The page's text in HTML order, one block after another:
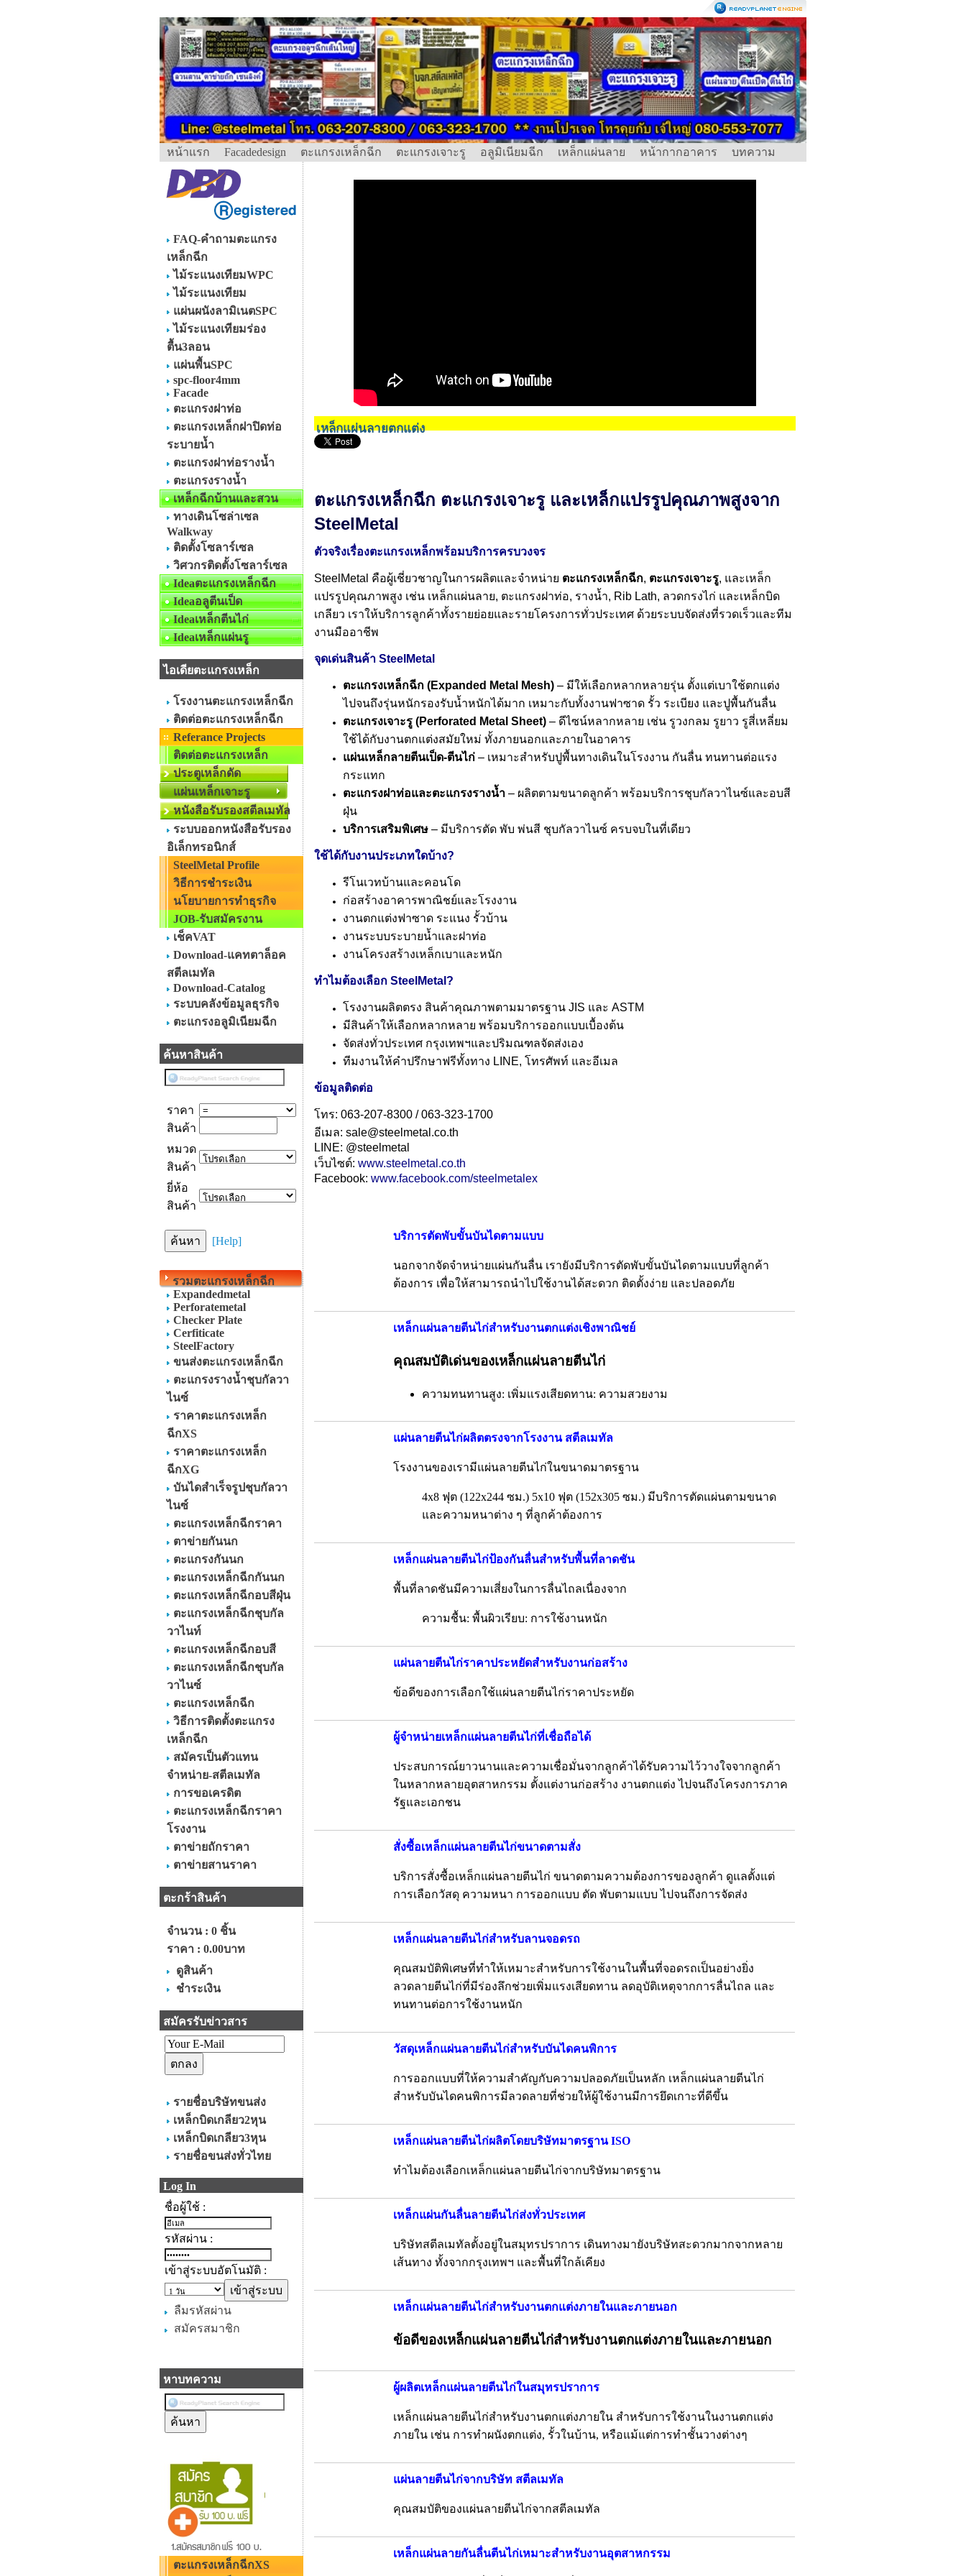
หน้าแรก Facadedesign ตะแกรงเหล็กฉีก ตะแกรงเจาะรู อลูมิเนียมฉีก เหล็กแผ่นลาย หน้ากากอาคาร บทความ
FAQ-คำถามตะแกรง
เหล็กฉีก
ไม้ระแนงเทียมWPC
ไม้ระแนงเทียม
แผ่นผนังลามิเนตSPC
ไม้ระแนงเทียมร่อง
ตื้น3ลอน
แผ่นพื้นSPC
spc-floor4mm
Facade
ตะแกรงฝาท่อ
ตะแกรงเหล็กฝาปิดท่อ
ระบายน้ำ
ตะแกรงฝาท่อรางน้ำ
ตะแกรงรางน้ำ
เหล็กฉีกบ้านและสวน
ทางเดินโซล่าเซล
Walkway
ติดตั้งโซลาร์เซล
วิศวกรติดตั้งโซลาร์เซล
Ideaตะแกรงเหล็กฉีก
Ideaอลูตีนเป็ด
Ideaเหล็กตีนไก่
Ideaเหล็กแผ่นรู
ไอเดียตะแกรงเหล็ก
โรงงานตะแกรงเหล็กฉีก
ติดต่อตะแกรงเหล็กฉีก
Referance Projects
ติดต่อตะแกรงเหล็ก
ประตูเหล็กดัด
แผ่นเหล็กเจาะรู
หนังสือรับรองสตีลเมทัล
ระบบออกหนังสือรับรอง
อิเล็กทรอนิกส์
SteelMetal Profile
วิธีการชำระเงิน
นโยบายการทำธุรกิจ
JOB-รับสมัครงาน
เช็คVAT
Download-แคทตาล็อค
สตีลเมทัล
Download-Catalog
ระบบคลังข้อมูลธุรกิจ
ตะแกรงอลูมิเนียมฉีก
ค้นหาสินค้า
ราคา
สินค้า
หมวด
สินค้า
ยี่ห้อ
สินค้า
[Help]
รวมตะแกรงเหล็กฉีก
Expandedmetal
Perforatemetal
Checker Plate
Cerfiticate
SteelFactory
ขนส่งตะแกรงเหล็กฉีก
ตะแกรงรางน้ำชุบกัลวา
ไนซ์
ราคาตะแกรงเหล็ก
ฉีกXS
ราคาตะแกรงเหล็ก
ฉีกXG
บันไดสำเร็จรูปชุบกัลวา
ไนซ์
ตะแกรงเหล็กฉีกราคา
ตาข่ายกันนก
ตะแกรงกันนก
ตะแกรงเหล็กฉีกกันนก
ตะแกรงเหล็กฉีกอบสีฝุ่น
ตะแกรงเหล็กฉีกชุบกัล
วาไนท์
ตะแกรงเหล็กฉีกอบสี
ตะแกรงเหล็กฉีกชุบกัล
วาไนซ์
ตะแกรงเหล็กฉีก
วิธีการติดตั้งตะแกรง
เหล็กฉีก
สมัครเป็นตัวแทน
จำหน่าย-สตีลเมทัล
การขอเครดิต
ตะแกรงเหล็กฉีกราคา
โรงงาน
ตาข่ายถักราคา
ตาข่ายสานราคา
ตะกร้าสินค้า
จำนวน : 0 ชิ้น
ราคา : 0.00บาท
ดูสินค้า
ชำระเงิน
สมัครรับข่าวสาร
รายชื่อบริษัทขนส่ง
เหล็กบิดเกลียว2หุน
เหล็กบิดเกลียว3หุน
รายชื่อขนส่งทั่วไทย
Log In
ชื่อผู้ใช้ :
รหัสผ่าน :
เข้าสู่ระบบอัตโนมัติ :
ลืมรหัสผ่าน
สมัครสมาชิก
หาบทความ
ตะแกรงเหล็กฉีกXS
เหล็กแผ่นลายตกแต่ง
ตะแกรงเหล็กฉีก ตะแกรงเจาะรู และเหล็กแปรรูปคุณภาพสูงจาก
SteelMetal
ตัวจริงเรื่องตะแกรงเหล็กพร้อมบริการครบวงจร
SteelMetal คือผู้เชี่ยวชาญในการผลิตและจำหน่าย ตะแกรงเหล็กฉีก, ตะแกรงเจาะรู, และเหล็ก
แปรรูปคุณภาพสูง เช่น เหล็กแผ่นลาย, ตะแกรงฝาท่อ, รางน้ำ, Rib Lath, ลวดกรงไก่ และเหล็กบิด
เกลียว เราให้บริการลูกค้าทั้งรายย่อยและรายโครงการทั่วประเทศ ด้วยระบบจัดส่งที่รวดเร็วและทีม
งานมืออาชีพ
จุดเด่นสินค้า SteelMetal
ตะแกรงเหล็กฉีก (Expanded Metal Mesh) – มีให้เลือกหลากหลายรุ่น ตั้งแต่เบาใช้ตกแต่ง
ไปจนถึงรุ่นหนักรองรับน้ำหนักได้มาก เหมาะกับทั้งงานฟาซาด รั้ว ระเบียง และปูพื้นกันลื่น
ตะแกรงเจาะรู (Perforated Metal Sheet) – ดีไซน์หลากหลาย เช่น รูวงกลม รูยาว รูสี่เหลี่ยม
ใช้ได้กับงานตกแต่งสมัยใหม่ ทั้งภายนอกและภายในอาคาร
แผ่นเหล็กลายตีนเป็ด-ตีนไก่ – เหมาะสำหรับปูพื้นทางเดินในโรงงาน กันลื่น ทนทานต่อแรง
กระแทก
ตะแกรงฝาท่อและตะแกรงรางน้ำ – ผลิตตามขนาดลูกค้า พร้อมบริการชุบกัลวาไนซ์และอบสี
ฝุ่น
บริการเสริมพิเศษ – มีบริการตัด พับ พ่นสี ชุบกัลวาไนซ์ ครบจบในที่เดียว
ใช้ได้กับงานประเภทใดบ้าง?
รีโนเวทบ้านและคอนโด
ก่อสร้างอาคารพาณิชย์และโรงงาน
งานตกแต่งฟาซาด ระแนง รั้วบ้าน
งานระบบระบายน้ำและฝาท่อ
งานโครงสร้างเหล็กเบาและหนัก
ทำไมต้องเลือก SteelMetal?
โรงงานผลิตตรง สินค้าคุณภาพตามมาตรฐาน JIS และ ASTM
มีสินค้าให้เลือกหลากหลาย พร้อมบริการออกแบบเบื้องต้น
จัดส่งทั่วประเทศ กรุงเทพฯและปริมณฑลจัดส่งเอง
ทีมงานให้คำปรึกษาฟรีทั้งทาง LINE, โทรศัพท์ และอีเมล
ข้อมูลติดต่อ
โทร: 063-207-8300 / 063-323-1700
อีเมล: sale@steelmetal.co.th
LINE: @steelmetal
เว็บไซต์:www.steelmetal.co.th
Facebook:www.facebook.com/steelmetalex
บริการตัดพับขั้นบันไดตามแบบ
นอกจากจัดจำหน่ายแผ่นกันลื่น เรายังมีบริการตัดพับขั้นบันไดตามแบบที่ลูกค้า
ต้องการ เพื่อให้สามารถนำไปใช้งานได้สะดวก ติดตั้งง่าย และปลอดภัย
เหล็กแผ่นลายตีนไก่สำหรับงานตกแต่งเชิงพาณิชย์
คุณสมบัติเด่นของเหล็กแผ่นลายตีนไก่
ความทนทานสูง: เพิ่มแรงเสียดทาน: ความสวยงาม
แผ่นลายตีนไก่ผลิตตรงจากโรงงาน สตีลเมทัล
โรงงานของเรามีแผ่นลายตีนไก่ในขนาดมาตรฐาน
4x8 ฟุต (122x244 ซม.) 5x10 ฟุต (152x305 ซม.) มีบริการตัดแผ่นตามขนาด
และความหนาต่าง ๆ ที่ลูกค้าต้องการ
เหล็กแผ่นลายตีนไก่ป้องกันลื่นสำหรับพื้นที่ลาดชัน
พื้นที่ลาดชันมีความเสี่ยงในการลื่นไถลเนื่องจาก
ความชื้น: พื้นผิวเรียบ: การใช้งานหนัก
แผ่นลายตีนไก่ราคาประหยัดสำหรับงานก่อสร้าง
ข้อดีของการเลือกใช้แผ่นลายตีนไก่ราคาประหยัด
ผู้จำหน่ายเหล็กแผ่นลายตีนไก่ที่เชื่อถือได้
ประสบการณ์ยาวนานและความเชื่อมั่นจากลูกค้าได้รับความไว้วางใจจากลูกค้า
ในหลากหลายอุตสาหกรรม ตั้งแต่งานก่อสร้าง งานตกแต่ง ไปจนถึงโครงการภาค
รัฐและเอกชน
สั่งซื้อเหล็กแผ่นลายตีนไก่ขนาดตามสั่ง
บริการสั่งซื้อเหล็กแผ่นลายตีนไก่ ขนาดตามความต้องการของลูกค้า ดูแลตั้งแต่
การเลือกวัสดุ ความหนา การออกแบบ ตัด พับตามแบบ ไปจนถึงการจัดส่ง
เหล็กแผ่นลายตีนไก่สำหรับลานจอดรถ
คุณสมบัติพิเศษที่ทำให้เหมาะสำหรับการใช้งานในพื้นที่จอดรถเป็นอย่างยิ่ง
ลวดลายตีนไก่ที่มีร่องลึกช่วยเพิ่มแรงเสียดทาน ลดอุบัติเหตุจากการลื่นไถล และ
ทนทานต่อการใช้งานหนัก
วัสดุเหล็กแผ่นลายตีนไก่สำหรับบันไดคนพิการ
การออกแบบที่ให้ความสำคัญกับความปลอดภัยเป็นหลัก เหล็กแผ่นลายตีนไก่
สำหรับบันไดคนพิการมีลวดลายที่ช่วยให้ผู้ใช้งานมีการยึดเกาะที่ดีขึ้น
เหล็กแผ่นลายตีนไก่ผลิตโดยบริษัทมาตรฐาน ISO
ทำไมต้องเลือกเหล็กแผ่นลายตีนไก่จากบริษัทมาตรฐาน
เหล็กแผ่นกันลื่นลายตีนไก่ส่งทั่วประเทศ
บริษัทสตีลเมทัลตั้งอยู่ในสมุทรปราการ เดินทางมายังบริษัทสะดวกมากจากหลาย
เส้นทาง ทั้งจากกรุงเทพฯ และพื้นที่ใกล้เคียง
เหล็กแผ่นลายตีนไก่สำหรับงานตกแต่งภายในและภายนอก
ข้อดีของเหล็กแผ่นลายตีนไก่สำหรับงานตกแต่งภายในและภายนอก
ผู้ผลิตเหล็กแผ่นลายตีนไก่ในสมุทรปราการ
เหล็กแผ่นลายตีนไก่สำหรับงานตกแต่งภายใน สำหรับการใช้งานในงานตกแต่ง
ภายใน เช่น การทำผนังตกแต่ง, รั้วในบ้าน, หรือแม้แต่การทำชั้นวางต่างๆ
แผ่นลายตีนไก่จากบริษัท สตีลเมทัล
คุณสมบัติของแผ่นลายตีนไก่จากสตีลเมทัล
เหล็กแผ่นลายกันลื่นตีนไก่เหมาะสำหรับงานอุตสาหกรรม